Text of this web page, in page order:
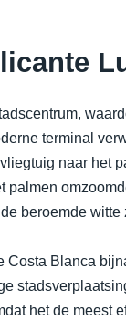
terminal
naar het
palmen
beroemde
Costa Blanca
het de meest